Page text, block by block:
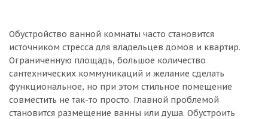
Обустройство ванной комнаты часто становится
источником стресса для владельцев домов и квартир.
Ограниченную площадь, большое количество
сантехнических коммуникаций и желание сделать
функциональное, но при этом стильное помещение
совместить не так-то просто. Главной проблемой
становится размещение ванны или душа. Обустроить